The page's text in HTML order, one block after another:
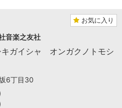
お気に入り
音楽之友社
キガイシャ オンガクノトモシ
6丁目30